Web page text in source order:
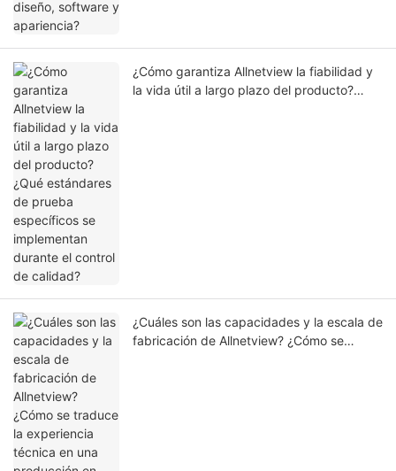
¿Cómo garantiza Allnetview la fiabilidad y
la vida útil a largo plazo del producto?
¿Cuáles son las capacidades y la escala de
fabricación de Allnetview? ¿Cómo se